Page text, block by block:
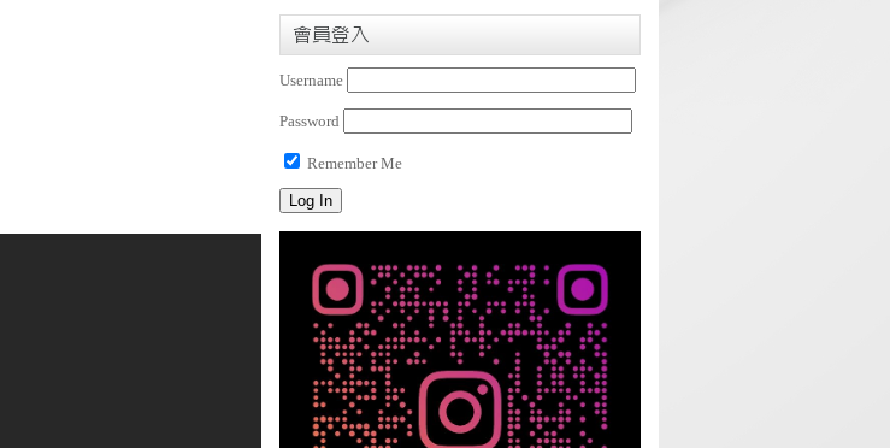
會員登入
Username
Password
Remember Me